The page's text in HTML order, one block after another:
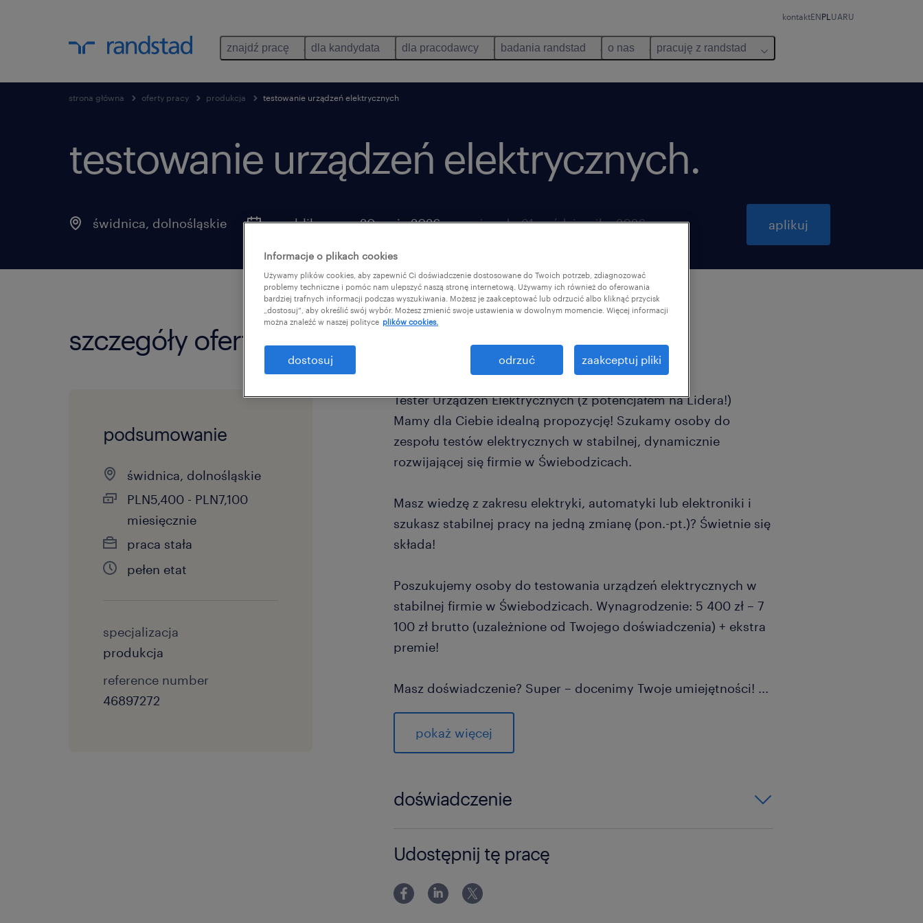
kontaktENPL UARU
znajdź pracę dla kandydata dla pracodawcy badania randstad o nas pracuję z randstad
strona główna oferty pracy produkcja testowanie urządzeń elektrycznych
testowanie urządzeń elektrycznych.
świdnica, dolnośląskie opublikowano 20 maja 2026 ważna do 31 października 2026 aplikuj
szczegóły oferty
podsumowanie
świdnica, dolnośląskie
PLN5,400 - PLN7,100
miesięcznie
praca stała
pełen etat
specjalizacja
produkcja
reference number
46897272
Tester Urządzeń Elektrycznych (z potencjałem na Lidera!)
Mamy dla Ciebie idealną propozycję! Szukamy osoby do
zespołu testów elektrycznych w stabilnej, dynamicznie
rozwijającej się firmie w Świebodzicach.
Masz wiedzę z zakresu elektryki, automatyki lub elektroniki i
szukasz stabilnej pracy na jedną zmianę (pon.-pt.)? Świetnie się
składa!
Poszukujemy osoby do testowania urządzeń elektrycznych w
stabilnej firmie w Świebodzicach. Wynagrodzenie: 5 400 zł – 7
100 zł brutto (uzależnione od Twojego doświadczenia) + ekstra
premie!
Masz doświadczenie? Super – docenimy Twoje umiejętności! ...
Dopiero skończyłeś / skończyłaś szkołę techniczną? Nie szkodzi
– nauczymy Cię wszystkiego!
środowisku!
przeprowadzanie testów elektrycznych
pokaż więcej
doświadczenie
Udostępnij tę pracę
Informacje o plikach cookies
Używamy plików cookies, aby zapewnić Ci doświadczenie dostosowane do Twoich potrzeb, zdiagnozować
problemy techniczne i pomóc nam ulepszyć naszą stronę internetową. Używamy ich również do oferowania
bardziej trafnych informacji podczas wyszukiwania. Możesz je zaakceptować lub odrzucić albo kliknąć przycisk
„dostosuj”, aby określić swój wybór. Możesz zmienić swoje ustawienia w dowolnym momencie. Więcej informacji
można znaleźć w naszej polityce plików cookies.
dostosuj odrzuć zaakceptuj pliki